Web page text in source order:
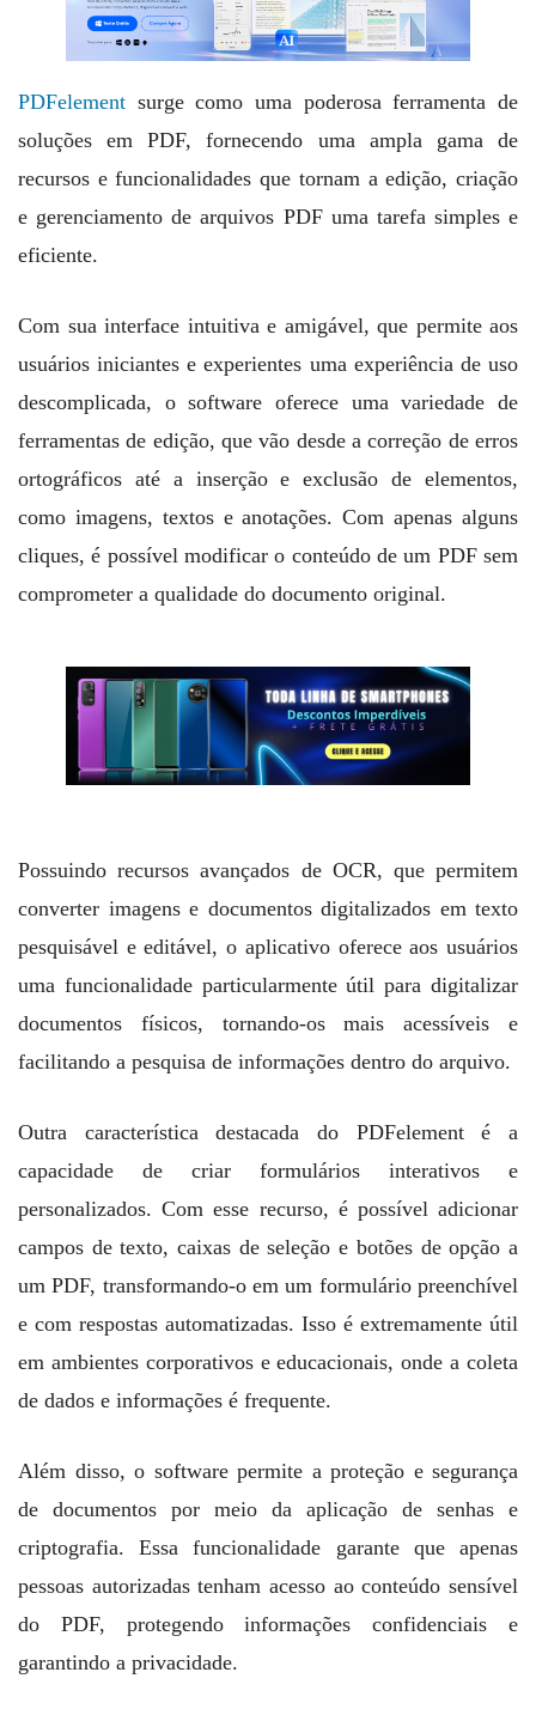
PDFelement surge como uma poderosa ferramenta de
soluções em PDF, fornecendo uma ampla gama de
recursos e funcionalidades que tornam a edição, criação
e gerenciamento de arquivos PDF uma tarefa simples e
eficiente.
Com sua interface intuitiva e amigável, que permite aos
usuários iniciantes e experientes uma experiência de uso
descomplicada, o software oferece uma variedade de
ferramentas de edição, que vão desde a correção de erros
ortográficos até a inserção e exclusão de elementos,
como imagens, textos e anotações. Com apenas alguns
cliques, é possível modificar o conteúdo de um PDF sem
comprometer a qualidade do documento original.
Possuindo recursos avançados de OCR, que permitem
converter imagens e documentos digitalizados em texto
pesquisável e editável, o aplicativo oferece aos usuários
uma funcionalidade particularmente útil para digitalizar
documentos físicos, tornando-os mais acessíveis e
facilitando a pesquisa de informações dentro do arquivo.
Outra característica destacada do PDFelement é a
capacidade de criar formulários interativos e
personalizados. Com esse recurso, é possível adicionar
campos de texto, caixas de seleção e botões de opção a
um PDF, transformando-o em um formulário preenchível
e com respostas automatizadas. Isso é extremamente útil
em ambientes corporativos e educacionais, onde a coleta
de dados e informações é frequente.
Além disso, o software permite a proteção e segurança
de documentos por meio da aplicação de senhas e
criptografia. Essa funcionalidade garante que apenas
pessoas autorizadas tenham acesso ao conteúdo sensível
do PDF, protegendo informações confidenciais e
garantindo a privacidade.